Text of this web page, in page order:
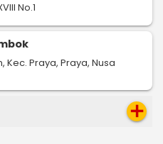
No.1
Kec. Praya, Praya, Nusa
add